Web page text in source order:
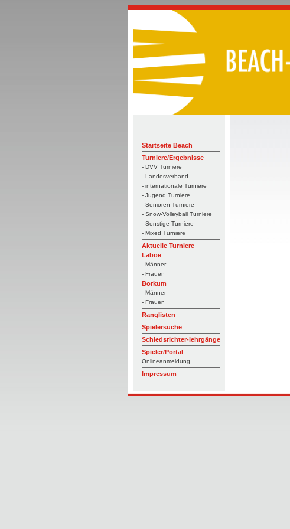
Startseite Beach
Turniere/Ergebnisse
- DVV Turniere
- Landesverband
- internationale Turniere
- Jugend Turniere
- Senioren Turniere
- Snow-Volleyball Turniere
- Sonstige Turniere
- Mixed Turniere
Aktuelle Turniere
Laboe
- Männer
- Frauen
Borkum
- Männer
- Frauen
Ranglisten
Spielersuche
Schiedsrichter-lehrgänge
Spieler/Portal
Onlineanmeldung
Impressum